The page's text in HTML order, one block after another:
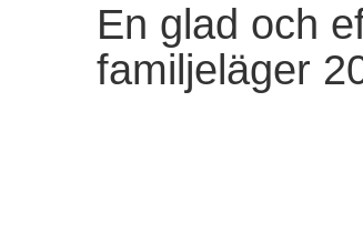
En glad och
familjeläger